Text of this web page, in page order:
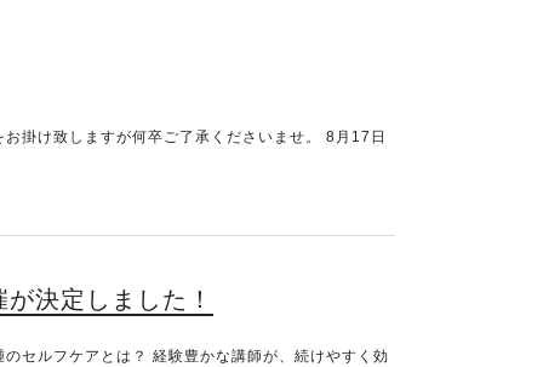
掛け致しますが何卒ご了承くださいませ。 8月17日
決定しました！
セルフケアとは？ 経験豊かな講師が、続けやすく効